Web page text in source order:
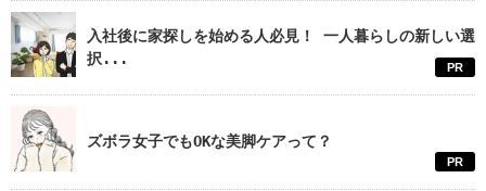
入社後に家探しを始める人必見！ 一人暮らしの新しい選
択...
PR
ズボラ女子でもOKな美脚ケアって？
PR